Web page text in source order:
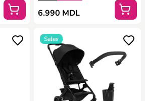
6.990 MDL
Sales